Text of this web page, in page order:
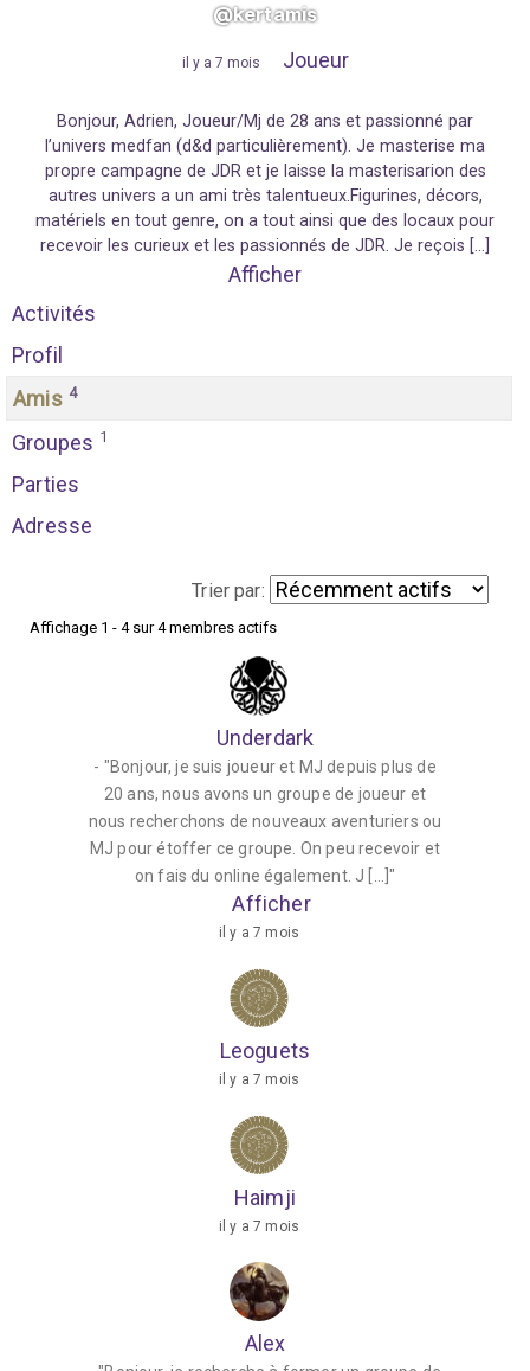
@kertamis
il y a 7 mois Joueur
Bonjour, Adrien, Joueur/Mj de 28 ans et passionné par
l’univers medfan (d&d particulièrement). Je masterise ma
propre campagne de JDR et je laisse la masterisarion des
autres univers a un ami très talentueux.Figurines, décors,
matériels en tout genre, on a tout ainsi que des locaux pour
recevoir les curieux et les passionnés de JDR. Je reçois […]
Afficher
Activités
Profil
Amis 4
Groupes 1
Parties
Adresse
Trier par:
Affichage 1 - 4 sur 4 membres actifs
Underdark
- "Bonjour, je suis joueur et MJ depuis plus de
20 ans, nous avons un groupe de joueur et
nous recherchons de nouveaux aventuriers ou
MJ pour étoffer ce groupe. On peu recevoir et
on fais du online également. J […]"
Afficher
il y a 7 mois
Leoguets
il y a 7 mois
Haimji
il y a 7 mois
Alex